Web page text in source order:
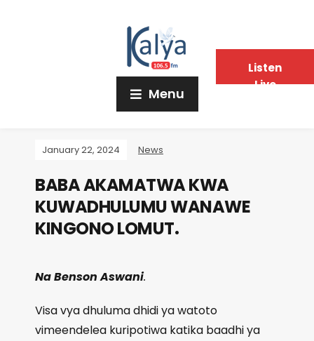
Menu
January 22, 2024 News
BABA AKAMATWA KWA
KUWADHULUMU WANAWE
KINGONO LOMUT.
Na Benson Aswani.
Visa vya dhuluma dhidi ya watoto
vimeendelea kuripotiwa katika baadhi ya
Listen
Live